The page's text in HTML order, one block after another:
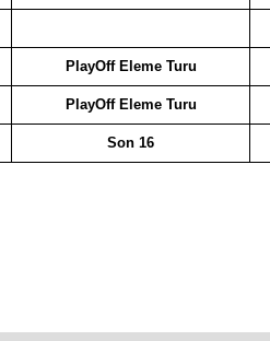
PlayOff Eleme Turu
PlayOff Eleme Turu
Son 16